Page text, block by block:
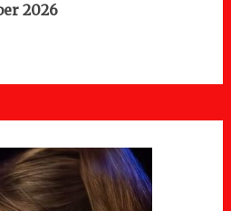
2026